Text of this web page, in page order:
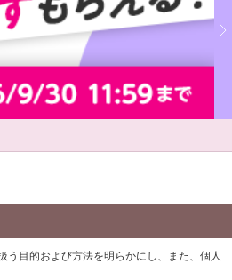
目的および方法を明らかにし、また、個人